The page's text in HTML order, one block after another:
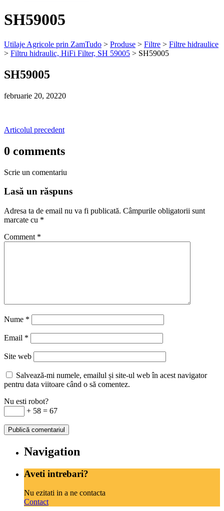
SH59005
Utilaje Agricole prin ZamTudo > Produse > Filtre > Filtre hidraulice
> Filtru hidraulic, HiFi Filter, SH 59005 > SH59005
SH59005
februarie 20, 20220
Articolul precedent
0 comments
Scrie un comentariu
Lasă un răspuns
Adresa ta de email nu va fi publicată. Câmpurile obligatorii sunt
marcate cu *
Comment *
Nume *
Email *
Site web
Salvează-mi numele, emailul și site-ul web în acest navigator
pentru data viitoare când o să comentez.
Nu esti robot?
+ 58 = 67
Navigation
Aveti intrebari?
Nu ezitati in a ne contacta
Contact